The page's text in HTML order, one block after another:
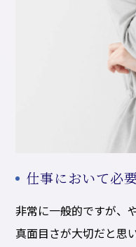
仕事において必
非常に一般的ですが、
真面目さが大切だと思